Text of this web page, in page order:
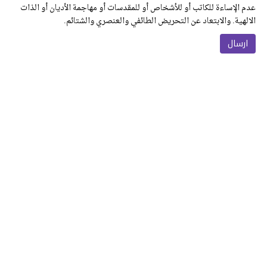
عدم الإساءة للكاتب أو للأشخاص أو للمقدسات أو مهاجمة الأديان أو الذات
الالهية. والابتعاد عن التحريض الطائفي والعنصري والشتائم.